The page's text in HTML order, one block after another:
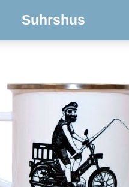
Suhrshus